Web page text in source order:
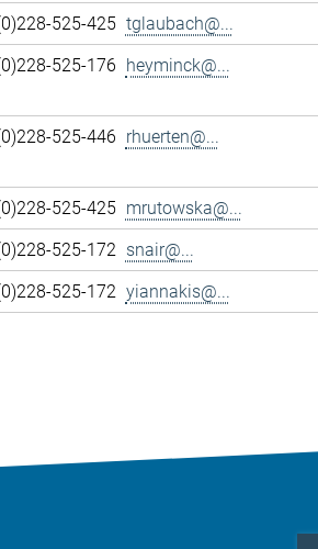
525-425 tglaubach@...
525-176 heyminck@...
525-446 rhuerten@...
525-425 mrutowska@...
525-172 snair@...
525-172 yiannakis@...